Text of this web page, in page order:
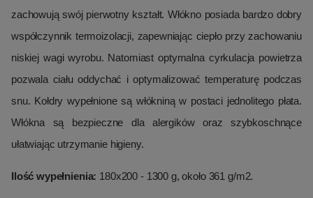
zachowują swój pierwotny kształt. Włókno posiada bardzo dobry
współczynnik termoizolacji, zapewniając ciepło przy zachowaniu
niskiej wagi wyrobu. Natomiast optymalna cyrkulacja powietrza
pozwala ciału oddychać i optymalizować temperaturę podczas
snu. Kołdry wypełnione są włókniną w postaci jednolitego płata.
Włókna są bezpieczne dla alergików oraz szybkoschnące
ułatwiając utrzymanie higieny.
Ilość wypełnienia: 180x200 - 1300 g, około 361 g/m2.